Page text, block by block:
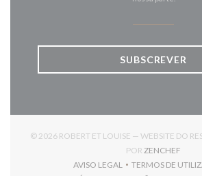
SUBSCREVER
© 2026 ROBERT ET LOUISE — WEBSITE DO
POR ZENCHEF
AVISO LEGAL
((ABRE NUMA NOVA
TERMOS DE